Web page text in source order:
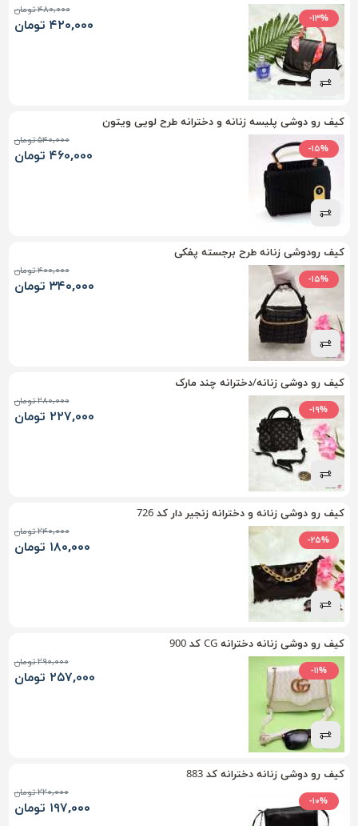
-۱۳%
۴۸۰,۰۰۰ تومان
۴۲۰,۰۰۰ تومان
کیف رو دوشی پلیسه زنانه و دخترانه طرح لویی ویتون
-۱۵%
۵۴۰,۰۰۰ تومان
۴۶۰,۰۰۰ تومان
کیف رودوشی زنانه طرح برجسته پفکی
-۱۵%
۴۰۰,۰۰۰ تومان
۳۴۰,۰۰۰ تومان
کیف رو دوشی زنانه/دخترانه چند مارک
-۱۹%
۲۸۰,۰۰۰ تومان
۲۲۷,۰۰۰ تومان
کیف رو دوشی زنانه و دخترانه زنجیر دار کد 726
-۲۵%
۲۴۰,۰۰۰ تومان
۱۸۰,۰۰۰ تومان
کیف رو دوشی زنانه دخترانه CG کد 900
-۱۱%
۲۹۰,۰۰۰ تومان
۲۵۷,۰۰۰ تومان
کیف رو دوشی زنانه دخترانه کد 883
-۱۰%
۲۲۰,۰۰۰ تومان
۱۹۷,۰۰۰ تومان